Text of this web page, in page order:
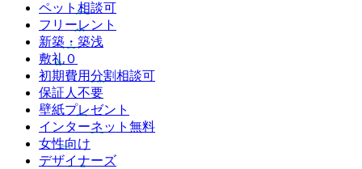
ペット相談可
フリーレント
新築・築浅
敷礼０
初期費用分割相談可
保証人不要
壁紙プレゼント
インターネット無料
女性向け
デザイナーズ